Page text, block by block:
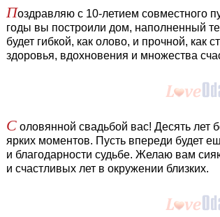
Поздравляю с 10-летием совместного
годы вы построили дом, наполненный
будет гибкой, как олово, и прочной, как
здоровья, вдохновения и множества
С оловянной свадьбой вас! Десять лет
ярких моментов. Пусть впереди будет
и благодарности судьбе. Желаю вам
и счастливых лет в окружении близких.